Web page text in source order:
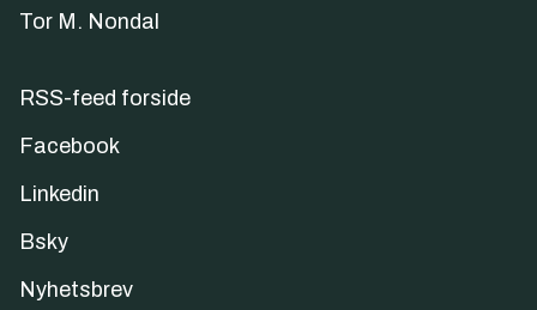
Tor M. Nondal
RSS-feed forside
Facebook
Linkedin
Bsky
Nyhetsbrev